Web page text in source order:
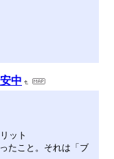
中
ット
たこと。それは「ブ